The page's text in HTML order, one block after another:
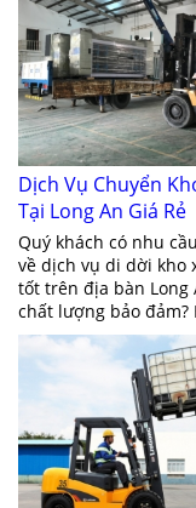
Dịch Vụ Chuyển
Tại Long An Giá Rẻ
Quý khách có nhu
về dịch vụ di dời kho
tốt trên địa bàn Long
chất lượng bảo đảm?